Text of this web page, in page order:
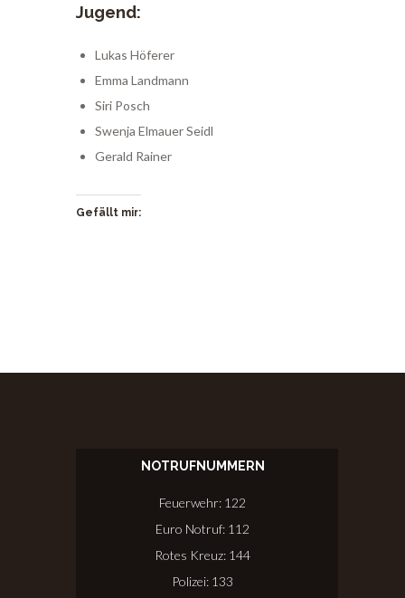
Jugend:
Lukas Höferer
Emma Landmann
Siri Posch
Swenja Elmauer Seidl
Gerald Rainer
Gefällt mir:
NOTRUFNUMMERN
Feuerwehr: 122
Euro Notruf: 112
Rotes Kreuz: 144
Polizei: 133